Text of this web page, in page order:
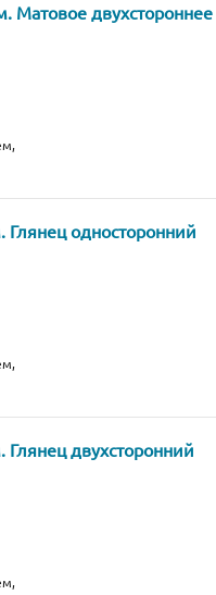
Матовое двухстороннее
односторонний
двухсторонний